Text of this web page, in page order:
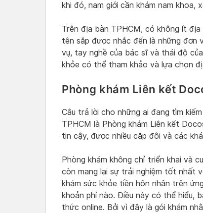
khi đó, nam giới cần khám nam khoa,
Trên địa bàn TPHCM, có không ít
tên sắp được nhắc đến là những
vụ, tay nghề của bác sĩ và thái độ
khỏe có thể tham khảo và lựa chọn
Phòng khám Liên kết
Câu trả lời cho những ai đang tìm
TPHCM là Phòng khám Liên kết
tin cậy, được nhiều cặp đôi và các
Phòng khám không chỉ triển khai và
còn mang lại sự trải nghiệm tốt nhất
khám sức khỏe tiền hôn nhân trên
khoản phí nào. Điều này có thể hiểu,
thức online. Bởi vì đây là gói khám